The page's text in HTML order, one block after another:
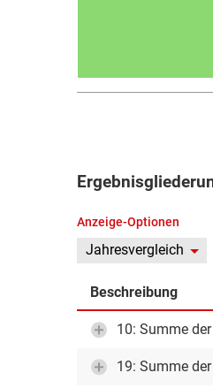
Anzeige-Optionen
Jahresvergleich
Beschreibung
10: Summe
19: Summe